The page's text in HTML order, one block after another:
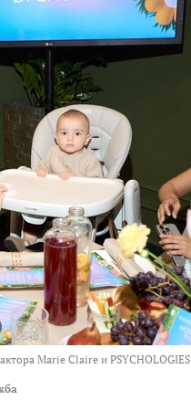
Marie Claire и PSYCHOLOGIES